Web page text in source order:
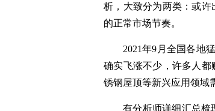
析，大致分为两类：或
的正常市场节奏。
2021年9月全国各地
确实飞涨不少，许多人
锈钢屋顶等新兴应用领域
有分析师详细汇总梳